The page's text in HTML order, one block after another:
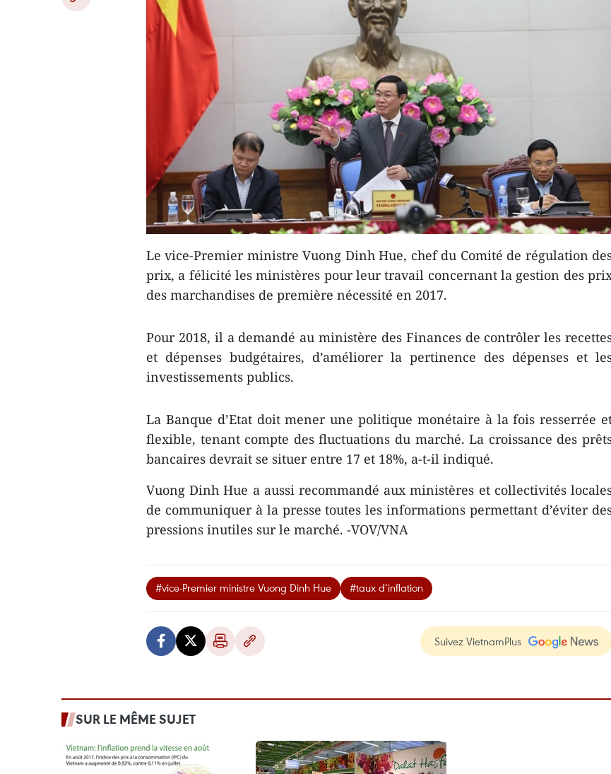
Le vice-Premier ministre Vuong Dinh Hue, chef du Comité de régulation
prix, a félicité les ministères pour leur travail concernant la gestion des
des marchandises de première nécessité en 2017.
Pour 2018, il a demandé au ministère des Finances de contrôler les
et dépenses budgétaires, d’améliorer la pertinence des dépenses et
investissements publics.
La Banque d’Etat doit mener une politique monétaire à la fois resserrée
flexible, tenant compte des fluctuations du marché. La croissance des
bancaires devrait se situer entre 17 et 18%, a-t-il indiqué.
Vuong Dinh Hue a aussi recommandé aux ministères et collectivités
de communiquer à la presse toutes les informations permettant d’éviter
pressions inutiles sur le marché. -VOV/VNA
#vice-Premier ministre Vuong Dinh Hue #taux d’inflation
Suivez VietnamPlus
SUR LE MÊME SUJET